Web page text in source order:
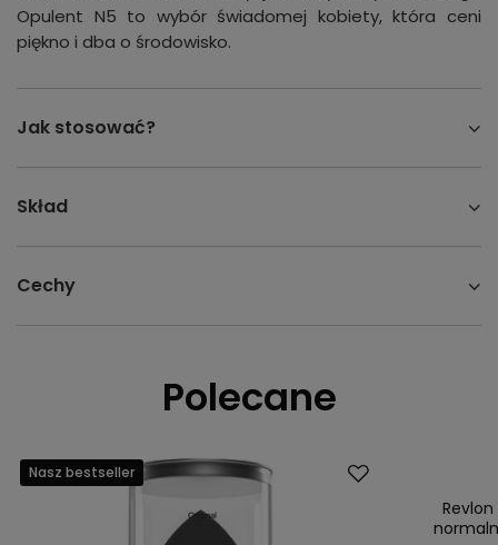
Opulent N5 to wybór świadomej kobiety, która ceni
piękno i dba o środowisko.
Jak stosować?
Skład
Cechy
Polecane
Nasz bestseller
Nasz